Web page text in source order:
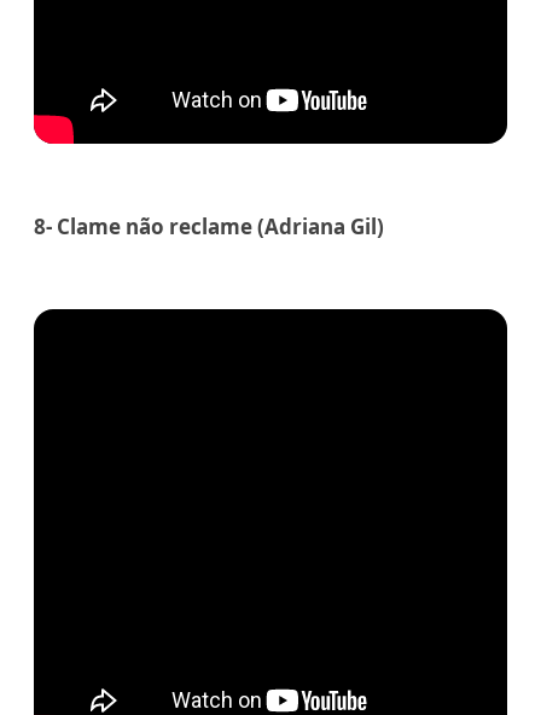
8- Clame não reclame (Adriana Gil)